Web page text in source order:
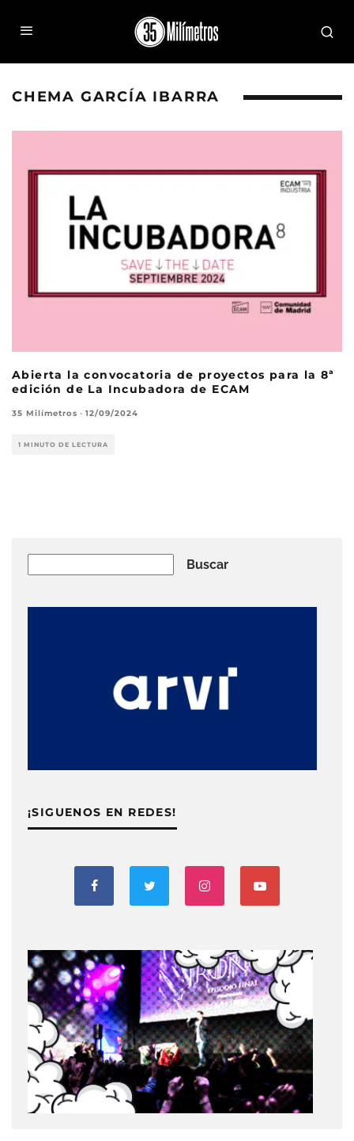
CHEMA GARCÍA IBARRA
Abierta la convocatoria de proyectos para la 8ª
edición de La Incubadora de ECAM
35 Milímetros · 12/09/2024
1 MINUTO DE LECTURA
Buscar
¡SIGUENOS EN REDES!